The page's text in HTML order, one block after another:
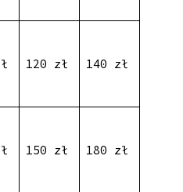
120 zł 140 zł
150 zł 180 zł